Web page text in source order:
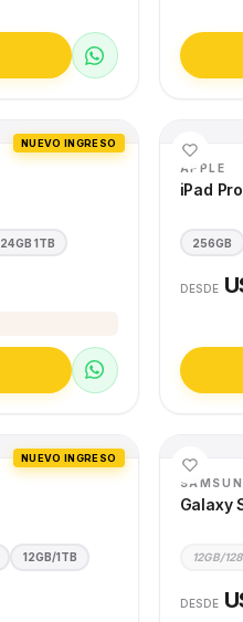
NUEVO INGRESO
24GB 1TB
APPLE
iPad
256GB
DESDE
NUEVO INGRESO
12GB/1TB
Galaxy
12GB/
DESDE